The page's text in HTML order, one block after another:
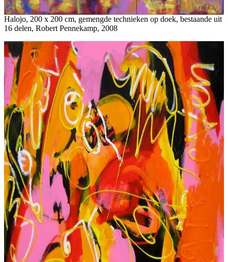
Halojo, 200 x 200 cm, gemengde technieken op doek, bestaande uit
16 delen, Robert Pennekamp, 2008